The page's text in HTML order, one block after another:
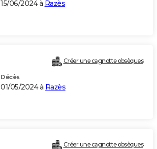
15/06/2024 à Razès
Créer une cagnotte obsèques
Décès
01/05/2024 à Razès
Créer une cagnotte obsèques